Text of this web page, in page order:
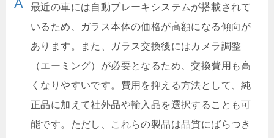
最近の車には自動ブレーキシステムが搭載されて
いるため、ガラス本体の価格が高額になる傾向が
あります。また、ガラス交換後にはカメラ調整
（エーミング）が必要となるため、交換費用も高
くなりやすいです。費用を抑える方法として、純
正品に加えて社外品や輸入品を選択することも可
能です。ただし、これらの製品は品質にばらつき